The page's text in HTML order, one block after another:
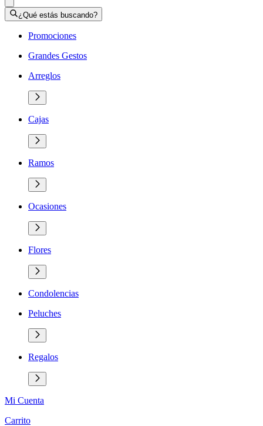
¿Qué estás buscando?
Promociones
Grandes Gestos
Arreglos
Cajas
Ramos
Ocasiones
Flores
Condolencias
Peluches
Regalos
Mi Cuenta
Carrito